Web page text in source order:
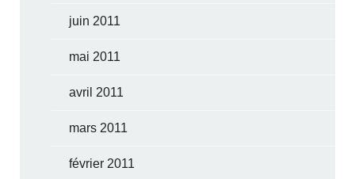
juin 2011
mai 2011
avril 2011
mars 2011
février 2011